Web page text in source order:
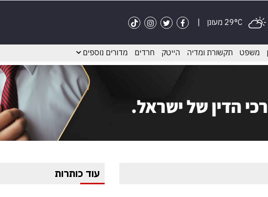
משפט תקשורת ומדיה הייטק חרדים מדורים נוספים
עוד כותרות